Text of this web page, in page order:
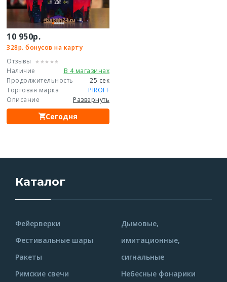
10 950р.
328р. бонусов на карту
Отзывы
Наличие
В 4 магазинах
Продолжительность
25 сек
Торговая марка
PIROFF
Описание
Развернуть
Сегодня
Каталог
Фейерверки
Фестивальные шары
Ракеты
Римские свечи
Дымовые,
имитационные,
сигнальные
Небесные фонарики